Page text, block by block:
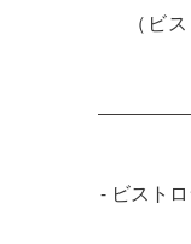
（ビ
- ビスト